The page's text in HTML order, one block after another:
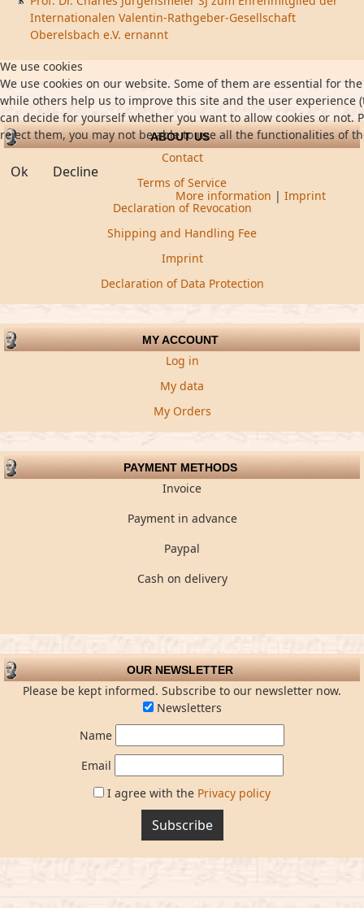
Internationalen Valentin-Rathgeber-Gesellschaft
Oberelsbach e.V. ernannt
ABOUT US
Contact
Terms of Service
Declaration of Revocation
Shipping and Handling Fee
Imprint
Declaration of Data Protection
MY ACCOUNT
Log in
My data
My Orders
PAYMENT METHODS
Invoice
Payment in advance
Paypal
Cash on delivery
OUR NEWSLETTER
Please be kept informed. Subscribe to our newsletter now.
Newsletters
Name
Email
I agree with the Privacy policy
Subscribe
We use cookies
We use cookies on our website. Some of them are essential for
while others help us to improve this site and the user experience
can decide for yourself whether you want to allow cookies or not.
reject them, you may not be able to use all the functionalities of
Ok Decline
More information | Imprint